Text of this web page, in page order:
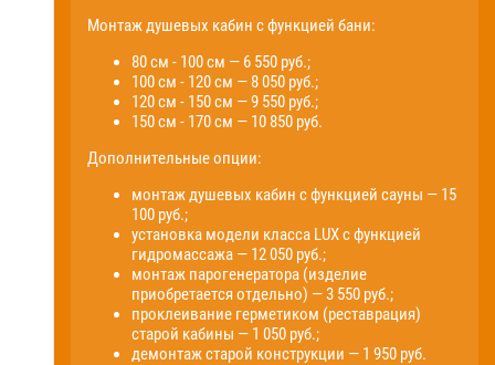
Монтаж душевых кабин с функцией бани:
80 см - 100 см — 6 550 руб.;
100 см - 120 см — 8 050 руб.;
120 см - 150 см — 9 550 руб.;
150 см - 170 см — 10 850 руб.
Дополнительные опции:
монтаж душевых кабин с функцией сауны — 15
100 руб.;
установка модели класса LUX с функцией
гидромассажа — 12 050 руб.;
монтаж парогенератора (изделие
приобретается отдельно) — 3 550 руб.;
проклеивание герметиком (реставрация)
старой кабины — 1 050 руб.;
демонтаж старой конструкции — 1 950 руб.